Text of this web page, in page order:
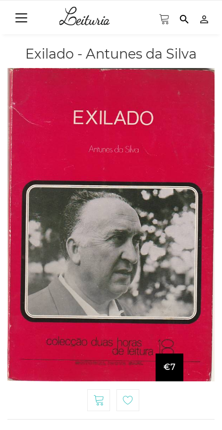
search person_outline
Exilado - Antunes da Silva
€7